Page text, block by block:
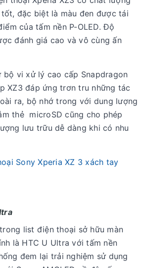
đặc biệt là màu đen được tái
của tấm nền P-OLED. Độ
đánh giá cao và vô cùng ấn
bộ vi xử lý cao cấp Snapdragon
XZ3 đáp ứng trơn tru những tác
ra, bộ nhớ trong với dung lượng
thẻ microSD cũng cho phép
lưu trữu dễ dàng khi có nhu
Sony Xperia XZ 3 xách tay
list điện thoại sở hữu màn
là HTC U Ultra với tấm nền
đem lại trải nghiệm sử dụng